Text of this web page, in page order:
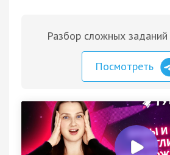
Разбор сложных заданий
Посмотреть